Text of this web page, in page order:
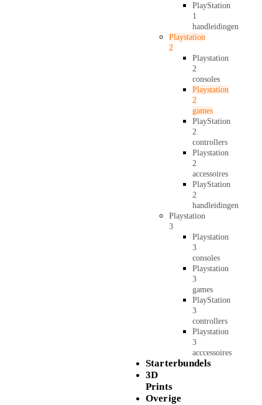
PlayStation
1
handleidingen
Playstation
2
Playstation
2
consoles
Playstation
2
games
PlayStation
2
controllers
Playstation
2
accessoires
PlayStation
2
handleidingen
Playstation
3
Playstation
3
consoles
Playstation
3
games
PlayStation
3
controllers
Playstation
3
acccessoires
Starterbundels
3D
Prints
Overige